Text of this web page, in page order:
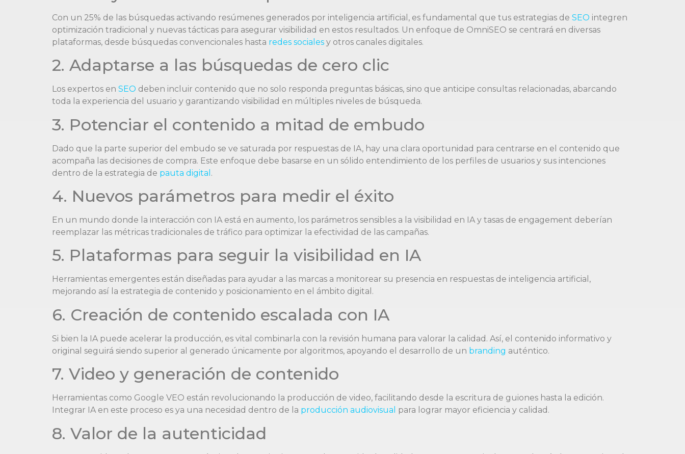
Con un 25% de las búsquedas activando resúmenes generados por inteligencia artificial, es fundamental que tus estrategias de SEO integren
optimización tradicional y nuevas tácticas para asegurar visibilidad en estos resultados. Un enfoque de OmniSEO se centrará en diversas
plataformas, desde búsquedas convencionales hasta redes sociales y otros canales digitales.
2. Adaptarse a las búsquedas de cero clic
Los expertos en SEO deben incluir contenido que no solo responda preguntas básicas, sino que anticipe consultas relacionadas, abarcando
toda la experiencia del usuario y garantizando visibilidad en múltiples niveles de búsqueda.
3. Potenciar el contenido a mitad de embudo
Dado que la parte superior del embudo se ve saturada por respuestas de IA, hay una clara oportunidad para centrarse en el contenido que
acompaña las decisiones de compra. Este enfoque debe basarse en un sólido entendimiento de los perfiles de usuarios y sus intenciones
dentro de la estrategia de pauta digital .
4. Nuevos parámetros para medir el éxito
En un mundo donde la interacción con IA está en aumento, los parámetros sensibles a la visibilidad en IA y tasas de engagement deberían
reemplazar las métricas tradicionales de tráfico para optimizar la efectividad de las campañas.
5. Plataformas para seguir la visibilidad en IA
Herramientas emergentes están diseñadas para ayudar a las marcas a monitorear su presencia en respuestas de inteligencia artificial,
mejorando así la estrategia de contenido y posicionamiento en el ámbito digital.
6. Creación de contenido escalada con IA
Si bien la IA puede acelerar la producción, es vital combinarla con la revisión humana para valorar la calidad. Así, el contenido informativo y
original seguirá siendo superior al generado únicamente por algoritmos, apoyando el desarrollo de un branding auténtico.
7. Video y generación de contenido
Herramientas como Google VEO están revolucionando la producción de video, facilitando desde la escritura de guiones hasta la edición.
Integrar IA en este proceso es ya una necesidad dentro de la producción audiovisual para lograr mayor eficiencia y calidad.
8. Valor de la autenticidad